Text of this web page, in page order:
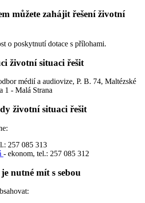
můžete zahájit řešení životní
o poskytnutí dotace s přílohami.
životní situaci řešit
médií a audiovize, P. B. 74, Maltézské
1 - Malá Strana
životní situaci řešit
257 085 313
- ekonom, tel.: 257 085 312
nutné mít s sebou